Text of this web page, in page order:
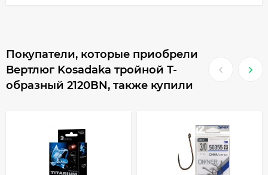
Покупатели, которые приобрели
Вертлюг Kosadaka тройной Т-
образный 2120BN, также купили